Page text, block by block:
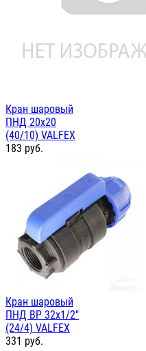
Кран шаровый
ПНД 20х20
(40/10) VALFEX
183 руб.
Кран шаровый
ПНД ВР 32х1/2"
(24/4) VALFEX
331 руб.